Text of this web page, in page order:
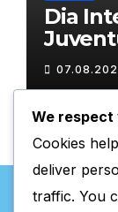
Dia
We
Cookies
deliver
traffic. You